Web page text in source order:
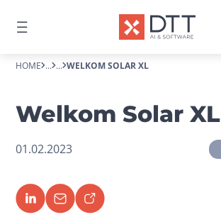
HOME ... ... WELKOM SOLAR XL
Welkom Solar XL
01.02.2023